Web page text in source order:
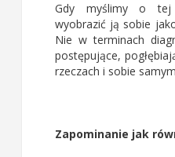
Gdy myślimy o
wyobrazić ją sobie
Nie w terminach
postępujące,
rzeczach i sobie
Zapominanie jak